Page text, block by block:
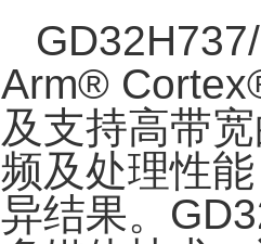
Arm®
及支持高带
频及处理性
异结果。